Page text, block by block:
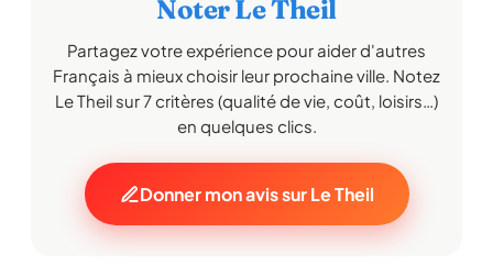
Noter Le Theil
Partagez votre expérience pour aider d'autres
Français à mieux choisir leur prochaine ville. Notez
Le Theil sur 7 critères (qualité de vie, coût, loisirs…)
en quelques clics.
Donner mon avis sur Le Theil